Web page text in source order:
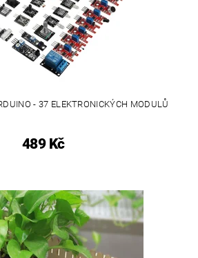
- 37 ELEKTRONICKÝCH MODULŮ
489 Kč